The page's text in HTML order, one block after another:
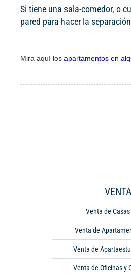
Si tiene una sala-comedor, o
pared para hacer la
Mira aquí los apartamentos en
VENTA
Venta de
Venta de
Venta de
Venta de Oficinas y